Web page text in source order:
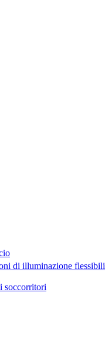
di illuminazione flessibili
soccorritori